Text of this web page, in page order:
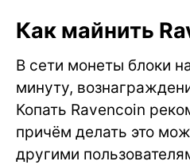
Как майнить
В сети монеты блоки
минуту,
Копать Ravencoin
причём делать это
другими